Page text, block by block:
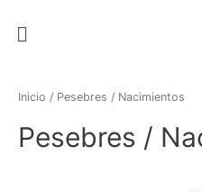
Menú
Inicio / Pesebres / Nacimientos
Pesebres /